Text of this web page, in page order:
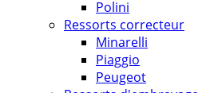
Polini
Ressorts correcteur
Minarelli
Piaggio
Peugeot